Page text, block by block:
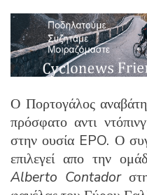
Ο Πορτογάλος
πρόσφατο αντι
στην ουσία EPO. Ο
επιλεγεί απο την
Alberto Contador